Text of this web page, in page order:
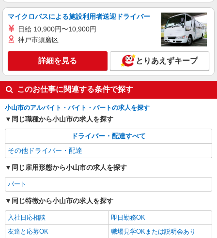
マイクロバスによる施設利用者送迎ドライバー
日給 10,900円〜10,900円
神戸市須磨区
詳細を見る とりあえずキープ
このお仕事に関連する条件で探す
小山市のアルバイト・バイト・パートの求人を探す
同じ職種から小山市の求人を探す
ドライバー・配達すべて
その他ドライバー・配達
同じ雇用形態から小山市の求人を探す
パート
同じ特徴から小山市の求人を探す
入社日応相談
即日勤務OK
友達と応募OK
職場見学OKまたは説明会あり